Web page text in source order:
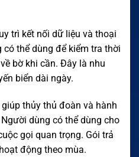
trì kết nối dữ liệu và thoại
thể dùng để kiểm tra thời
bờ khi cần. Đây là nhu
biển dài ngày.
thủy thủ đoàn và hành
dùng có thể dùng cho
gọi quan trọng. Gói trả
động theo mùa.